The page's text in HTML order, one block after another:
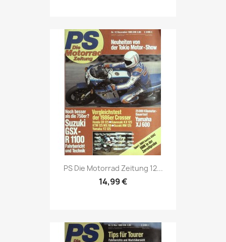
Vorschau
PS Die Motorrad Zeitung 12...
14,99 €